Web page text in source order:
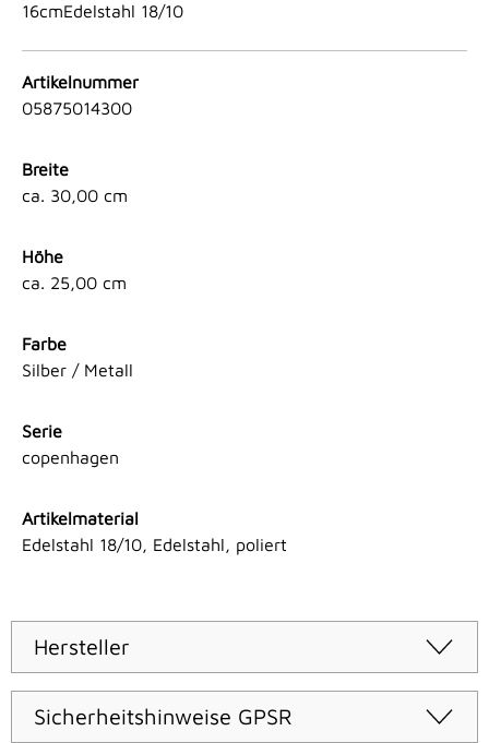
16cmEdelstahl 18/10
Artikelnummer
05875014300
Breite
ca. 30,00 cm
Höhe
ca. 25,00 cm
Farbe
Silber / Metall
Serie
copenhagen
Artikelmaterial
Edelstahl 18/10, Edelstahl, poliert
Hersteller
Sicherheitshinweise GPSR